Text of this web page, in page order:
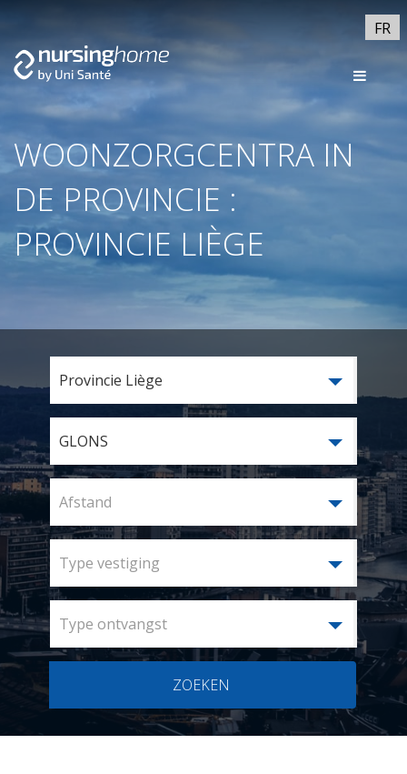
FR
WOONZORGCENTRA IN
DE PROVINCIE :
PROVINCIE LIÈGE
Provincie Liège
GLONS
Afstand
Type vestiging
Type ontvangst
ZOEKEN